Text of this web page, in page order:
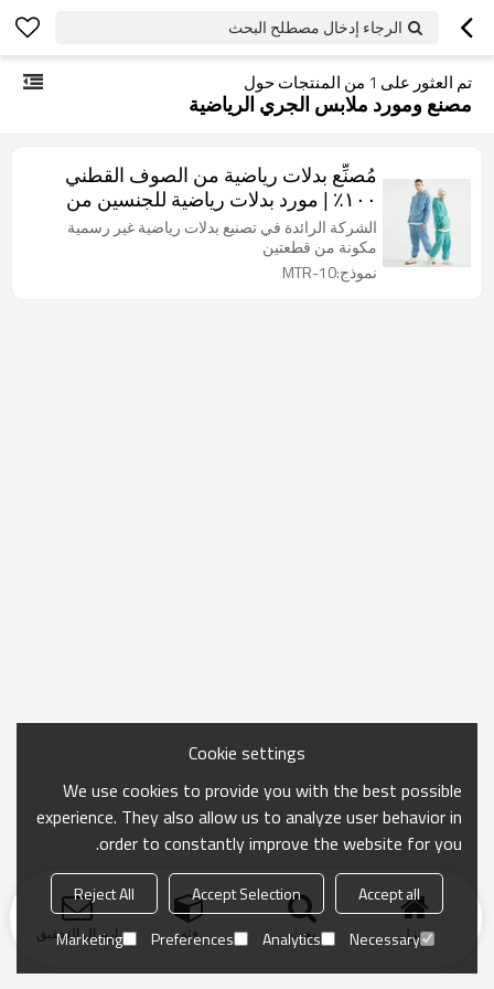
الرجاء إدخال مصطلح البحث
تم العثور على 1 من المنتجات حول
مصنع ومورد ملابس الجري الرياضية
مُصنِّع بدلات رياضية من الصوف القطني
١٠٠٪ | مورد بدلات رياضية للجنسين من
قطعتين بشعار مخصص
الشركة الرائدة في تصنيع بدلات رياضية غير رسمية
مكونة من قطعتين
نموذج:MTR-10
منزل بحث فئة ارسال التحقيق
Cookie settings
We use cookies to provide you with the best possible
experience. They also allow us to analyze user behavior in
order to constantly improve the website for you.
Accept all
Accept Selection
Reject All
Necessary
Analytics
Preferences
Marketing